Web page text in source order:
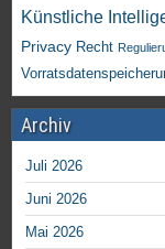
Künstliche
Privacy Recht
Archiv
Juli 2026
Juni 2026
Mai 2026